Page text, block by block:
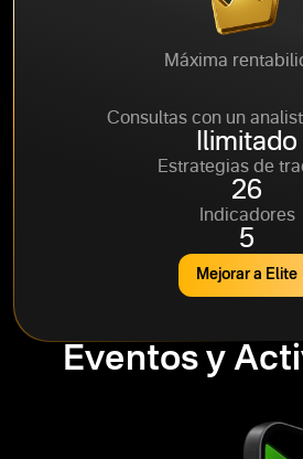
Máxima
Consultas con un
Ilimitado
Estrategias de
26
Indicadores
5
Mejorar a Elite
Eventos y